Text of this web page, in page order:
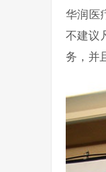
华润医
不建议
务，并